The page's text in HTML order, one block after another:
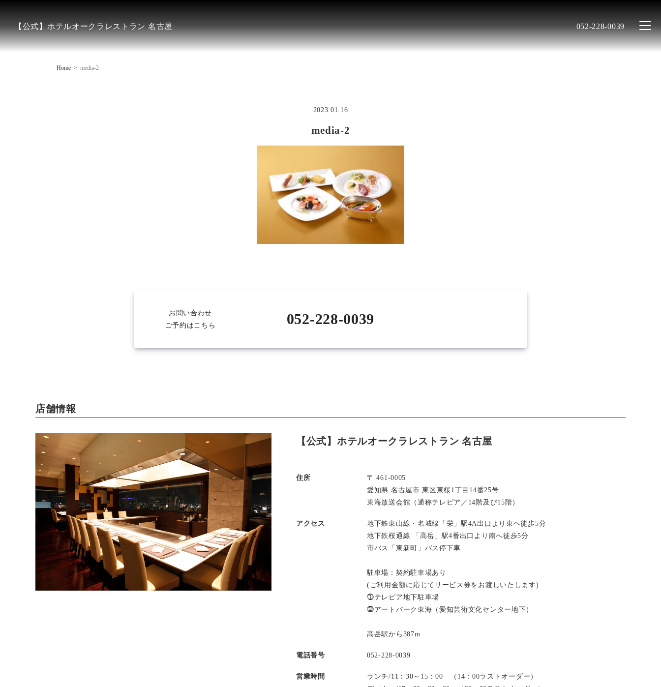
【公式】ホテルオークラレストラン 名古屋 052-228-0039
Home media-2
2023.01.16
media-2
お問い合わせ
ご予約はこちら
052-228-0039
店舗情報
【公式】ホテルオークラレストラン 名古屋
住所
〒 461-0005
愛知県 名古屋市 東区東桜1丁目14番25号
東海放送会館（通称テレピア／14階及び15階）
アクセス
地下鉄東山線・名城線「栄」駅4A出口より東へ徒歩5分
地下鉄桜通線 「高岳」駅4番出口より南へ徒歩5分
市バス「東新町」バス停下車
駐車場：契約駐車場あり
(ご利用金額に応じてサービス券をお渡しいたします)
⓵テレピア地下駐車場
⓶アートパーク東海（愛知芸術文化センター地下）
高岳駅から387m
電話番号 052-228-0039
営業時間
ランチ/11：30～15：00 （14：00ラストオーダー）